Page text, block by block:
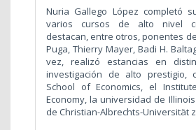
Nuria Gallego López completó
varios cursos de alto nivel
destacan, entre otros, ponentes
Puga, Thierry Mayer, Badi H.
vez, realizó estancias en
investigación de alto prestigio,
School of Economics, el
Economy, la universidad de
de Christian-Albrechts-Universität